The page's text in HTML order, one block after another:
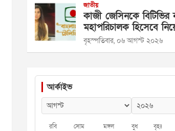
জাতীয়
কাজী জেসিনকে
মহাপরিচালক হিসেবে
বৃহস্পতিবার, ০৬ আগস্ট ২০২৬
আর্কাইভ
রবি সোম মঙ্গল বুধ বৃহঃ